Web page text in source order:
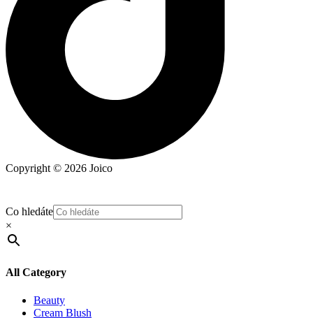
Copyright © 2026 Joico
Co hledáte
×
All Category
Beauty
Cream Blush